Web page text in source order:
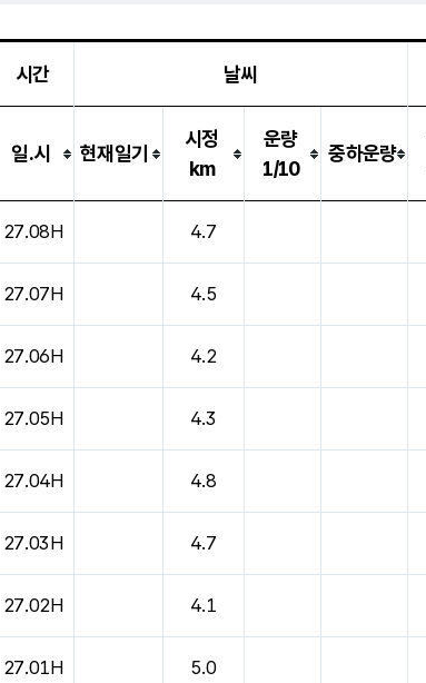
시간 날씨
일.시 현재일기
시정
km
운량
1/10
중하운량
27.08H 4.7
27.07H 4.5
27.06H 4.2
27.05H 4.3
27.04H 4.8
27.03H 4.7
27.02H 4.1
27.01H 5.0